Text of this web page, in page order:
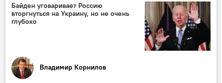
Байден уговаривает Россию
вторгнуться на Украину, но не очень
глубоко
Владимир Корнилов